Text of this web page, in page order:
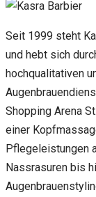
Seit 1999 steht
und hebt sich
hochqualitativen
Shopping Arena
einer
Pflegeleistungen
Nassrasuren bis